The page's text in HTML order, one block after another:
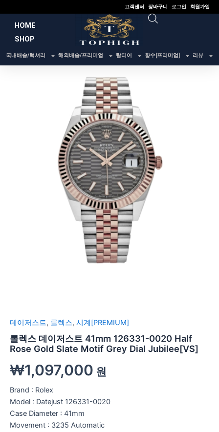
건
너
고객센터 장바구니 로그인 회원가입
HOME
SHOP
국내배송/럭셔리 해외배송/프리미엄 탑티어 향수[프리미엄] 리뷰
데이저스트, 롤렉스, 시계[PREMIUM]
롤렉스 데이저스트 41mm 126331-0020 Half
Rose Gold Slate Motif Grey Dial Jubilee[VS]
₩1,097,000 원
Brand : Rolex
Model : Datejust 126331-0020
Case Diameter : 41mm
Movement : 3235 Automatic